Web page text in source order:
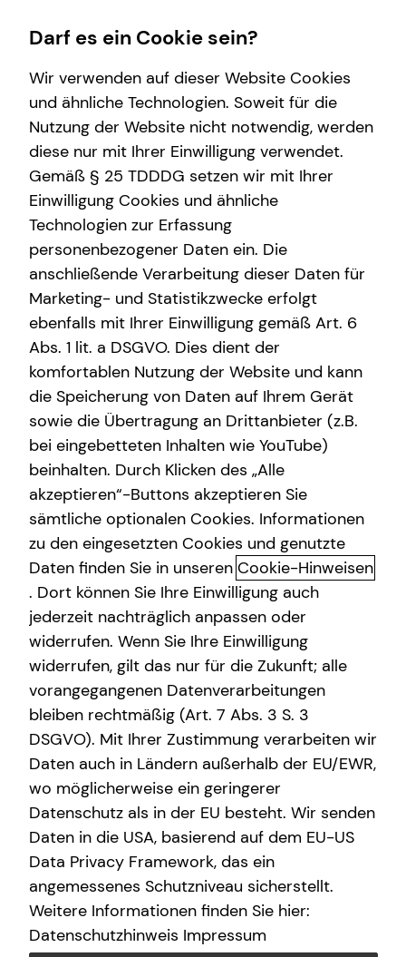
Immobilienfinanzierung
Überblick
Finanzierungswege
Zinsrechner
Kapitalanlage Immobilien
Überblick
Voraussetzungen
Service
Kundenportal
Schadenabwicklung
Wissenswertes
Über mich
Über tecis
Podcast
Finanzberatung
Videoberatung
Spezialisten-Netzwerk
Betriebliche Altersvorsorge
Impressum
Steven Costrau
Selbstständiger Repräsentant für die tecis
Finanzdienstleistungen AG
Treskowallee 110
10318 Berlin
Mobil: +49 (152) 09894973
E-Mail:steven.costrau@tecis.de
Verantwortlicher im Sinne des § 18 Abs. 2
MStV
Steven Costrau
Treskowallee 110
10318 Berlin
Erlaubnis nach § 34c GewO​
Aufsichtsbehörde:
Bezirksamt Pankow / Ordnungsamt
Fröbelstr. 17
10405 Berlin
Erlaubnis nach § 34d GewO​
Aufsichtsbehörde:
Puschkinstraße 12 b
15236 Frankfurt (Oder)
Registrierungsnummer: D-3ACL-T2YV9-32
Berufsbezeichnung: Versicherungsvertreter mit Erlaubnis
Darf es ein Cookie sein?
Wir verwenden auf dieser Website Cookies
und ähnliche Technologien. Soweit für die
Nutzung der Website nicht notwendig, werden
diese nur mit Ihrer Einwilligung verwendet.
Gemäß § 25 TDDDG setzen wir mit Ihrer
Einwilligung Cookies und ähnliche
Technologien zur Erfassung
personenbezogener Daten ein. Die
anschließende Verarbeitung dieser Daten für
Marketing- und Statistikzwecke erfolgt
ebenfalls mit Ihrer Einwilligung gemäß Art. 6
Abs. 1 lit. a DSGVO. Dies dient der
komfortablen Nutzung der Website und kann
die Speicherung von Daten auf Ihrem Gerät
sowie die Übertragung an Drittanbieter (z.B.
bei eingebetteten Inhalten wie YouTube)
beinhalten. Durch Klicken des „Alle
akzeptieren“-Buttons akzeptieren Sie
sämtliche optionalen Cookies. Informationen
zu den eingesetzten Cookies und genutzte
Daten finden Sie in unseren Cookie-Hinweisen
. Dort können Sie Ihre Einwilligung auch
jederzeit nachträglich anpassen oder
widerrufen. Wenn Sie Ihre Einwilligung
widerrufen, gilt das nur für die Zukunft; alle
vorangegangenen Datenverarbeitungen
bleiben rechtmäßig (Art. 7 Abs. 3 S. 3
DSGVO). Mit Ihrer Zustimmung verarbeiten wir
Daten auch in Ländern außerhalb der EU/EWR,
wo möglicherweise ein geringerer
Datenschutz als in der EU besteht. Wir senden
Daten in die USA, basierend auf dem EU-US
Data Privacy Framework, das ein
angemessenes Schutzniveau sicherstellt.
Weitere Informationen finden Sie hier:
Datenschutzhinweis Impressum